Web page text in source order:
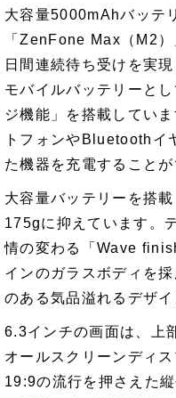
大容量5000mAhバッテ
「ZenFone Max（M2
日間連続待ち受けを実
モバイルバッテリーと
ジ機能」を搭載してい
トフォンやBluetoothイ
た機器を充電することが
大容量バッテリーを搭
175gに抑えています。
情の変わる「Wave
インのガラスボディを
のある気品溢れるデザイ
6.3インチの画面は、上
オールスクリーンディ
19:9の流行を押さえた